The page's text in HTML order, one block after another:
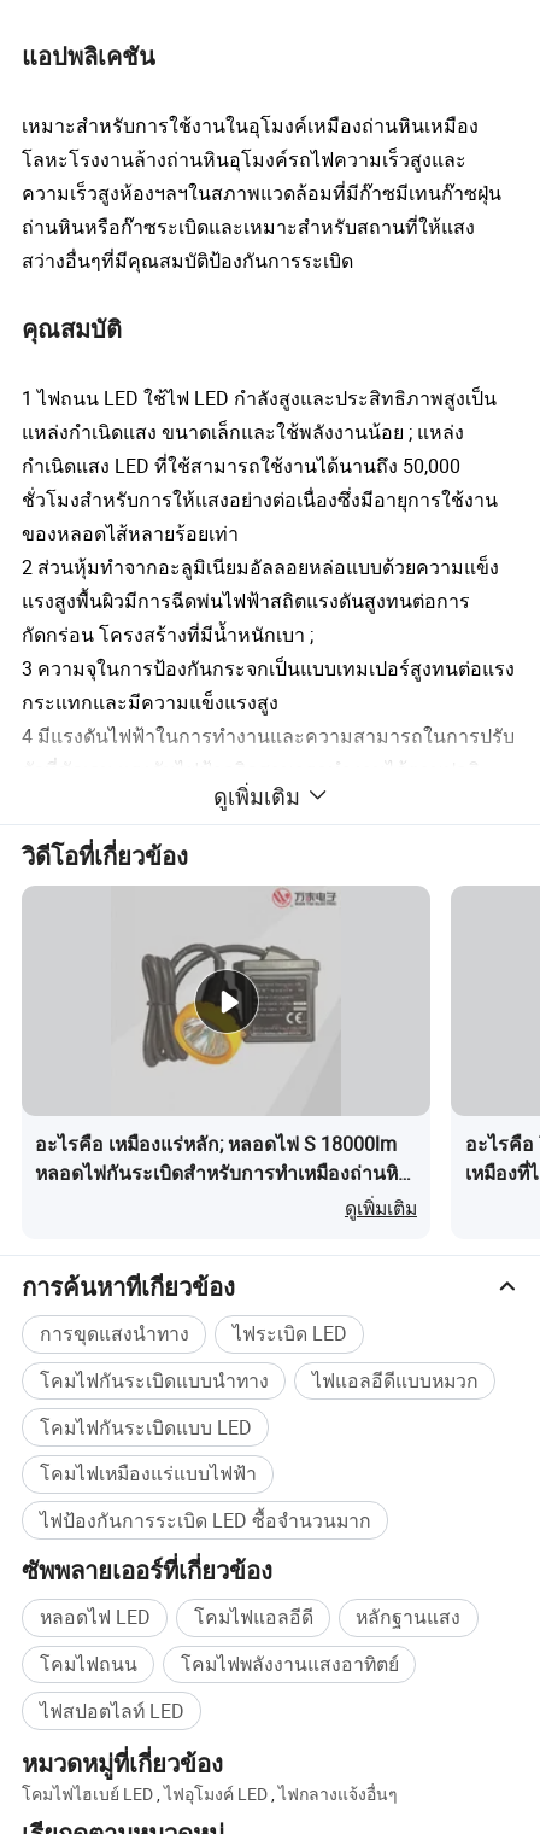
แอปพลิเคชัน
เหมาะสำหรับการใช้งานในอุโมงค์เหมืองถ่านหินเหมือง
โลหะโรงงานล้างถ่านหินอุโมงค์รถไฟความเร็วสูงและ
ความเร็วสูงห้องฯลฯในสภาพแวดล้อมที่มีก๊าซมีเทนก๊าซฝุ่น
ถ่านหินหรือก๊าซระเบิดและเหมาะสำหรับสถานที่ให้แสง
สว่างอื่นๆที่มีคุณสมบัติป้องกันการระเบิด
คุณสมบัติ
1 ไฟถนน LED ใช้ไฟ LED กำลังสูงและประสิทธิภาพสูงเป็น
แหล่งกำเนิดแสง ขนาดเล็กและใช้พลังงานน้อย ; แหล่ง
กำเนิดแสง LED ที่ใช้สามารถใช้งานได้นานถึง 50,000
ชั่วโมงสำหรับการให้แสงอย่างต่อเนื่องซึ่งมีอายุการใช้งาน
ของหลอดไส้หลายร้อยเท่า
2 ส่วนหุ้มทำจากอะลูมิเนียมอัลลอยหล่อแบบด้วยความแข็ง
แรงสูงพื้นผิวมีการฉีดพ่นไฟฟ้าสถิตแรงดันสูงทนต่อการ
กัดกร่อน โครงสร้างที่มีน้ำหนักเบา ;
3 ความจุในการป้องกันกระจกเป็นแบบเทมเปอร์สูงทนต่อแรง
กระแทกและมีความแข็งแรงสูง
4 มีแรงดันไฟฟ้าในการทำงานและความสามารถในการปรับ
ตัวที่ชัดเจน แรงดันไฟฟ้ากริดสามารถทำงานได้ตามปกติ
ภายในช่วง 80V-260V และไม่มีการเปลี่ยนแปลงความสว่าง
ซึ่งจะช่วยป้องกันไม่ให้เกิดการไหม้ของหลอดไฟเนื่องจาก
ความผันผวนของแรงดันไฟฟ้าในเหมือง
พารามิเตอร์ทางเทคนิค
DGS24/127 ลิตร (A) LED 2640lm
DGS30/127 ลิตร (A)
LED 3300lm
DGS36/127 ลิตร (A) LED 3900 ล
DGS40/127 ลิตร (A)
40 วัตต์ 6000 k-6500k
ดูเพิ่มเติม
วิดีโอที่เกี่ยวข้อง
อะไรคือ เหมืองแร่หลัก; หลอดไฟ S 18000lm
หลอดไฟกันระเบิดสำหรับการทำเหมืองถ่านหิน
หลอดไฟ LED เหมืองแร่หลัก; หลอดไฟ Sดูเพิ่มเติม
อะไรคือ
เหมืองที่
การค้นหาที่เกี่ยวข้อง
การขุดแสงนำทาง
ไฟระเบิด LED
โคมไฟกันระเบิดแบบนำทาง
ไฟแอลอีดีแบบหมวก
โคมไฟกันระเบิดแบบ LED
โคมไฟเหมืองแร่แบบไฟฟ้า
ไฟป้องกันการระเบิด LED ซื้อจำนวนมาก
ซัพพลายเออร์ที่เกี่ยวข้อง
หลอดไฟ LED โคมไฟแอลอีดี
หลักฐานแสง
โคมไฟถนน
โคมไฟพลังงานแสงอาทิตย์
ไฟสปอตไลท์ LED
หมวดหมู่ที่เกี่ยวข้อง
โคมไฟไฮเบย์ LED,ไฟอุโมงค์ LED,ไฟกลางแจ้งอื่นๆ